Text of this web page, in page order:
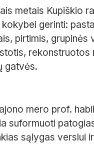
metais Kupiškio
gerinti:
pirtimis,
rekonstruotos
gatvės.
mero prof.
suformuoti
sąlygas verslui